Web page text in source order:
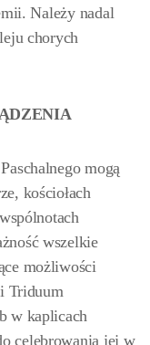
Należy nadal
chorych
mogą
kościołach
wszelkie
możliwości
Triduum
w kaplicach
celebrowania jej w